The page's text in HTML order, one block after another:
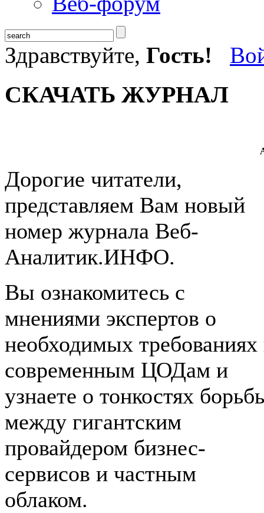
Здравствуйте, Гость!
СКАЧАТЬ ЖУРНАЛ
Дорогие читатели,
представляем Вам новый
номер журнала Веб-
Аналитик.ИНФО.
Вы ознакомитесь с
мнениями экспертов о
необходимых требованиях
современным ЦОДам и
узнаете о тонкостях
между гигантским
провайдером бизнес-
сервисов и частным
облаком.